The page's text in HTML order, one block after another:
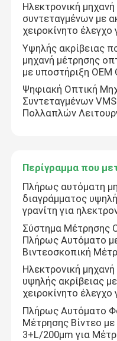
Ηλεκτρονική
συντεταγμένων με
χειροκίνητο έλεγχο
Υψηλής ακρίβειας
μηχανή μέτρησης
με υποστήριξη OEM
Ψηφιακή Οπτική
Συντεταγμένων
Πολλαπλών
Περίγραμμα που
Πλήρως αυτόματη
διαγράμματος
γρανίτη για
Σύστημα Μέτρησης
Πλήρως Αυτόματο
Βιντεοσκοπική
Ηλεκτρονική
υψηλής ακρίβειας
χειροκίνητο
Πλήρως Αυτόματο
Μέτρησης Βίντεο
3+L/200μm για